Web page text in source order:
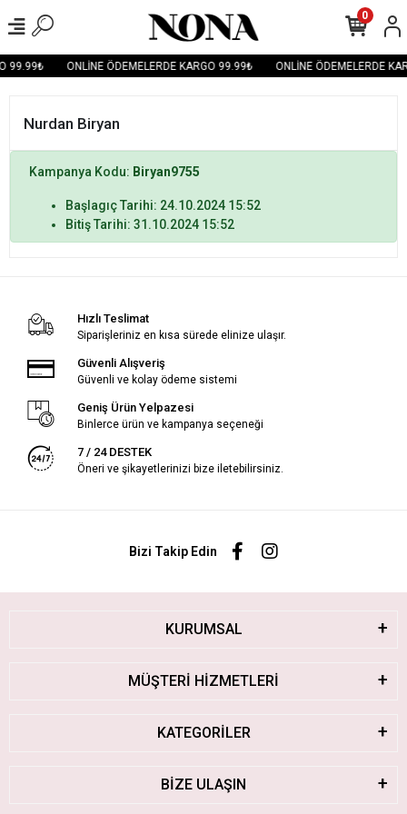
99.99₺ ONLİNE ÖDEMELERDE KARGO 99.99₺ ONLİNE ÖDEMELERDE
0
Nurdan Biryan
Kampanya Kodu: Biryan9755
Başlagıç Tarihi: 24.10.2024 15:52
Bitiş Tarihi: 31.10.2024 15:52
Hızlı Teslimat
Siparişleriniz en kısa sürede elinize ulaşır.
Güvenli Alışveriş
Güvenli ve kolay ödeme sistemi
Geniş Ürün Yelpazesi
Binlerce ürün ve kampanya seçeneği
7 / 24 DESTEK
Öneri ve şikayetlerinizi bize iletebilirsiniz.
Bizi Takip Edin
KURUMSAL
MÜŞTERİ HİZMETLERİ
KATEGORİLER
BİZE ULAŞIN